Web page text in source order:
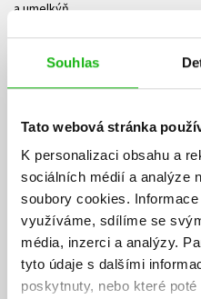
Souhlas
Tato webová stránka
K personalizaci obsahu a
sociálních médií a analýze
soubory cookies.
využíváme, sdílíme se
média, inzerci a analýzy.
tyto údaje s dalšími
poskytnuty, nebo které
a umelkýň.
,,Rebelky v každom veku budú
Príbehov pre rebelky na dobrú
Phenomenal Media
,,Vždy som chcela, aby mali moje
tejto série ich to učí. Vnímajú tak
za to, čomu veria, a to im dáva
aj nové myšlienky a nápady pre
KRISTEN BELLOVÁ, herečka a